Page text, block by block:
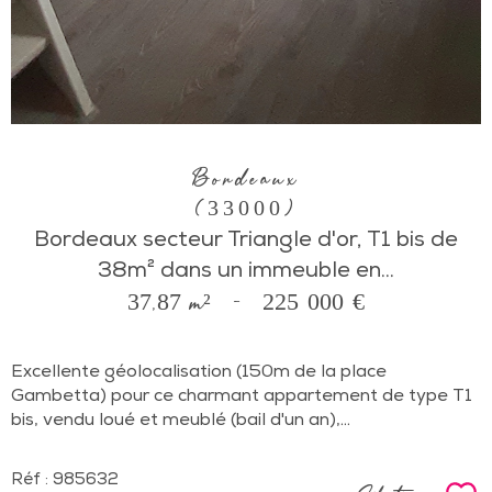
Bordeaux
(33000)
Bordeaux secteur Triangle d'or, T1 bis de
38m² dans un immeuble en...
37,87 m² - 225 000 €
Excellente géolocalisation (150m de la place
Gambetta) pour ce charmant appartement de type T1
bis, vendu loué et meublé (bail d'un an),...
Réf : 985632